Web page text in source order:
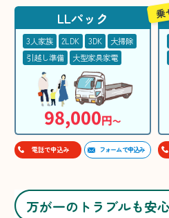
LLパック
3人家族 2LDK 3DK
大掃除
引越し準備
大型家具家電
98,000円〜
電話で申込み フォームで申込み
乗
万が一のトラブルも安心